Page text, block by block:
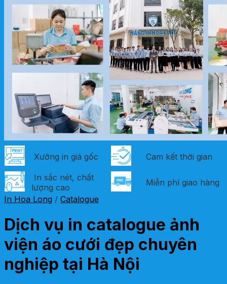
Xưởng in giá gốc Cam kết thời gian
In sắc nét, chất
lượng cao
Miễn phí giao hàng
In Hoa Long / Catalogue
Dịch vụ in catalogue ảnh
viện áo cưới đẹp chuyên
nghiệp tại Hà Nội